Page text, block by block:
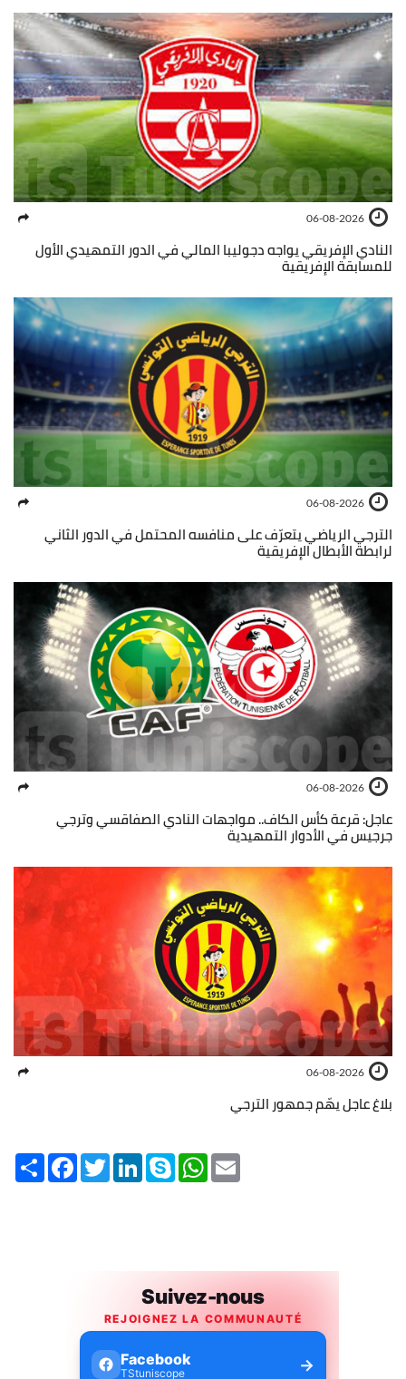
06-08-2026
النادي الإفريقي يواجه دجوليبا المالي في الدور التمهيدي الأول
للمسابقة الإفريقية
06-08-2026
الترجي الرياضي يتعرّف على منافسه المحتمل في الدور الثاني
لرابطة الأبطال الإفريقية
06-08-2026
عاجل: قرعة كأس الكاف.. مواجهات النادي الصفاقسي وترجي
جرجيس في الأدوار التمهيدية
06-08-2026
بلاغ عاجل يهّم جمهور الترجي
Share FacebookTwitterLinkedInSkype WhatsApp